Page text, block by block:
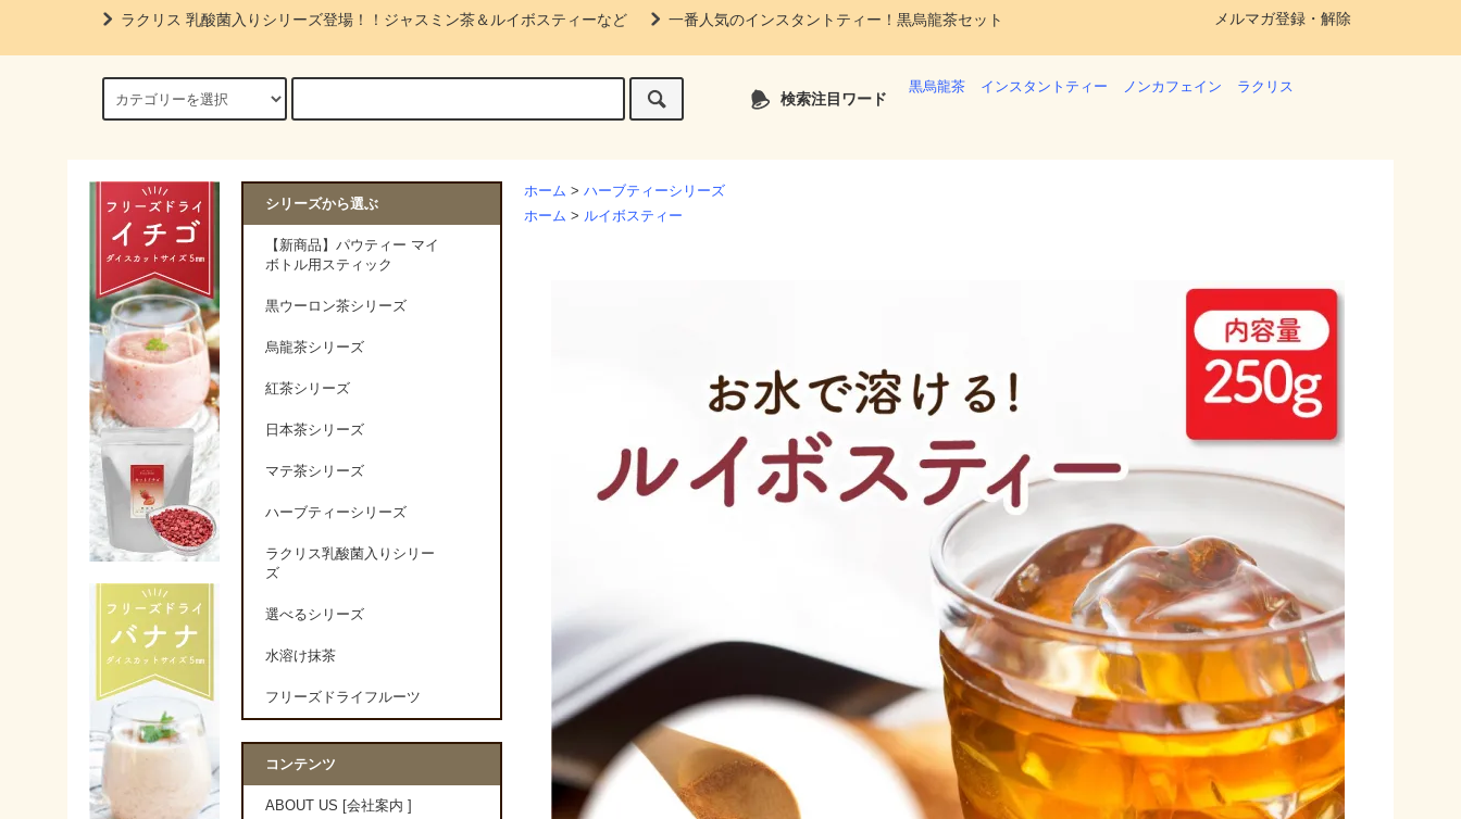
ラクリス 乳酸菌入りシリーズ登場！！ジャスミン茶＆ルイボスティーなど 一番人気のインスタントティー！黒烏龍茶セット メルマガ登録・解除
検索注目ワード
黒烏龍茶 インスタントティー ノンカフェイン ラクリス
ホーム > ハーブティーシリーズ
ホーム > ルイボスティー
シリーズから選ぶ
【新商品】パウティー マイ
ボトル用スティック
黒ウーロン茶シリーズ
烏龍茶シリーズ
紅茶シリーズ
日本茶シリーズ
マテ茶シリーズ
ハーブティーシリーズ
ラクリス乳酸菌入りシリー
ズ
選べるシリーズ
水溶け抹茶
フリーズドライフルーツ
コンテンツ
ABOUT US [会社案内 ]